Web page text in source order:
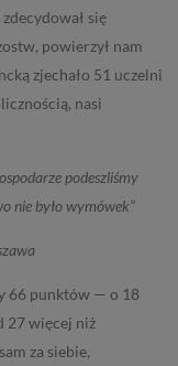
się
powierzył nam
zjechało 51 uczelni
nasi
podeszliśmy
nie było wymówek”
66 punktów — o 18
27 więcej niż
za siebie,